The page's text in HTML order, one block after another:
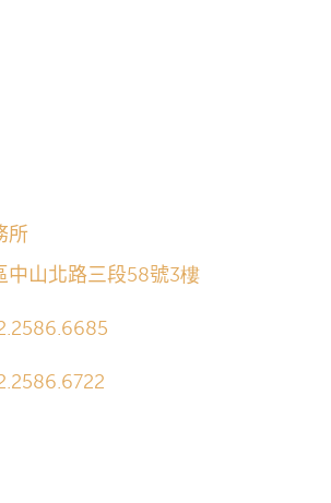
所
中山北路三段58號3樓